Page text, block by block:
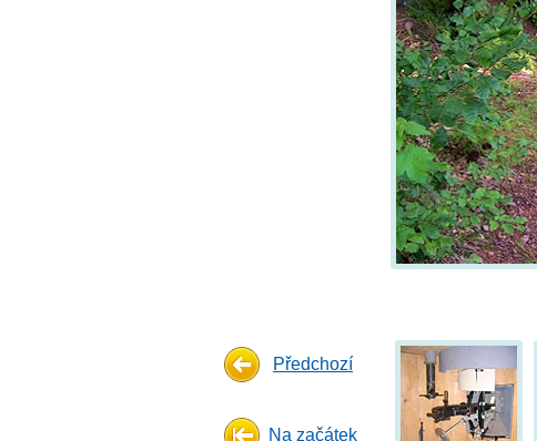
Předchozí
Na začátek